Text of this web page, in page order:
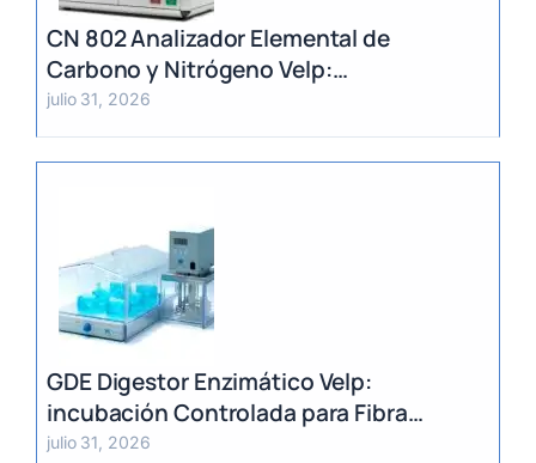
CN 802 Analizador Elemental de
Carbono y Nitrógeno Velp:
Determinación Rápida por Método
Dumas (TC, TOC, TIC y TN)
julio 31, 2026
GDE Digestor Enzimático Velp:
incubación Controlada para Fibra
Dietética (AOAC)
julio 31, 2026